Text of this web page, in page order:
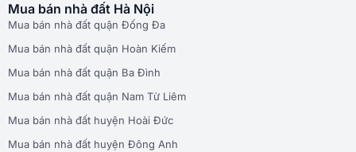
Mua bán nhà đất Hà Nội
Mua bán nhà đất quận Đống Đa
Mua bán nhà đất quận Hoàn Kiếm
Mua bán nhà đất quận Ba Đình
Mua bán nhà đất quận Nam Từ Liêm
Mua bán nhà đất huyện Hoài Đức
Mua bán nhà đất huyện Đông Anh